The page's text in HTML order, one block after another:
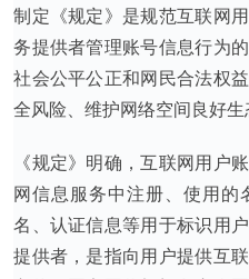
制定《规定》是规范互联网
务提供者管理账号信息行为
社会公平公正和网民合法权
全风险、维护网络空间良好生
《规定》明确，互联网用户
网信息服务中注册、使用的
名、认证信息等用于标识用
提供者，是指向用户提供互